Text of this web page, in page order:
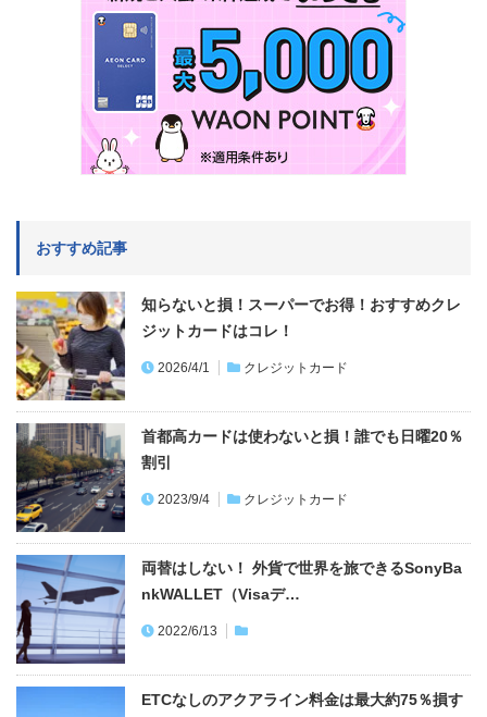
おすすめ記事
知らないと損！スーパーでお得！おすすめクレ
ジットカードはコレ！
2026/4/1 クレジットカード
首都高カードは使わないと損！誰でも日曜20％
割引
2023/9/4 クレジットカード
両替はしない！ 外貨で世界を旅できるSonyBa
nkWALLET（Visaデ…
2022/6/13
ETCなしのアクアライン料金は最大約75％損す